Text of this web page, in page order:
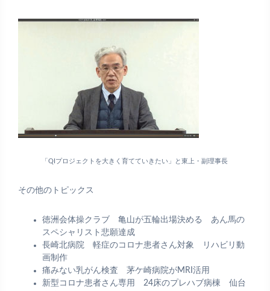
「QIプロジェクトを大きく育てていきたい」と東上・副理事長
その他のトピックス
徳洲会体操クラブ 亀山が五輪出場決める あん馬の
スペシャリスト悲願達成
長崎北病院 軽症のコロナ患者さん対象 リハビリ動
画制作
痛みない乳がん検査 茅ケ崎病院がMRI活用
新型コロナ患者さん専用 24床のプレハブ病棟 仙台